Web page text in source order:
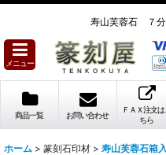
寿山芙蓉石 ７分
メニュー
商品一覧 お問い合わせ
ＦＡＸ注文は
ちら
ホーム > 篆刻石印材 > 寿山芙蓉石箱入